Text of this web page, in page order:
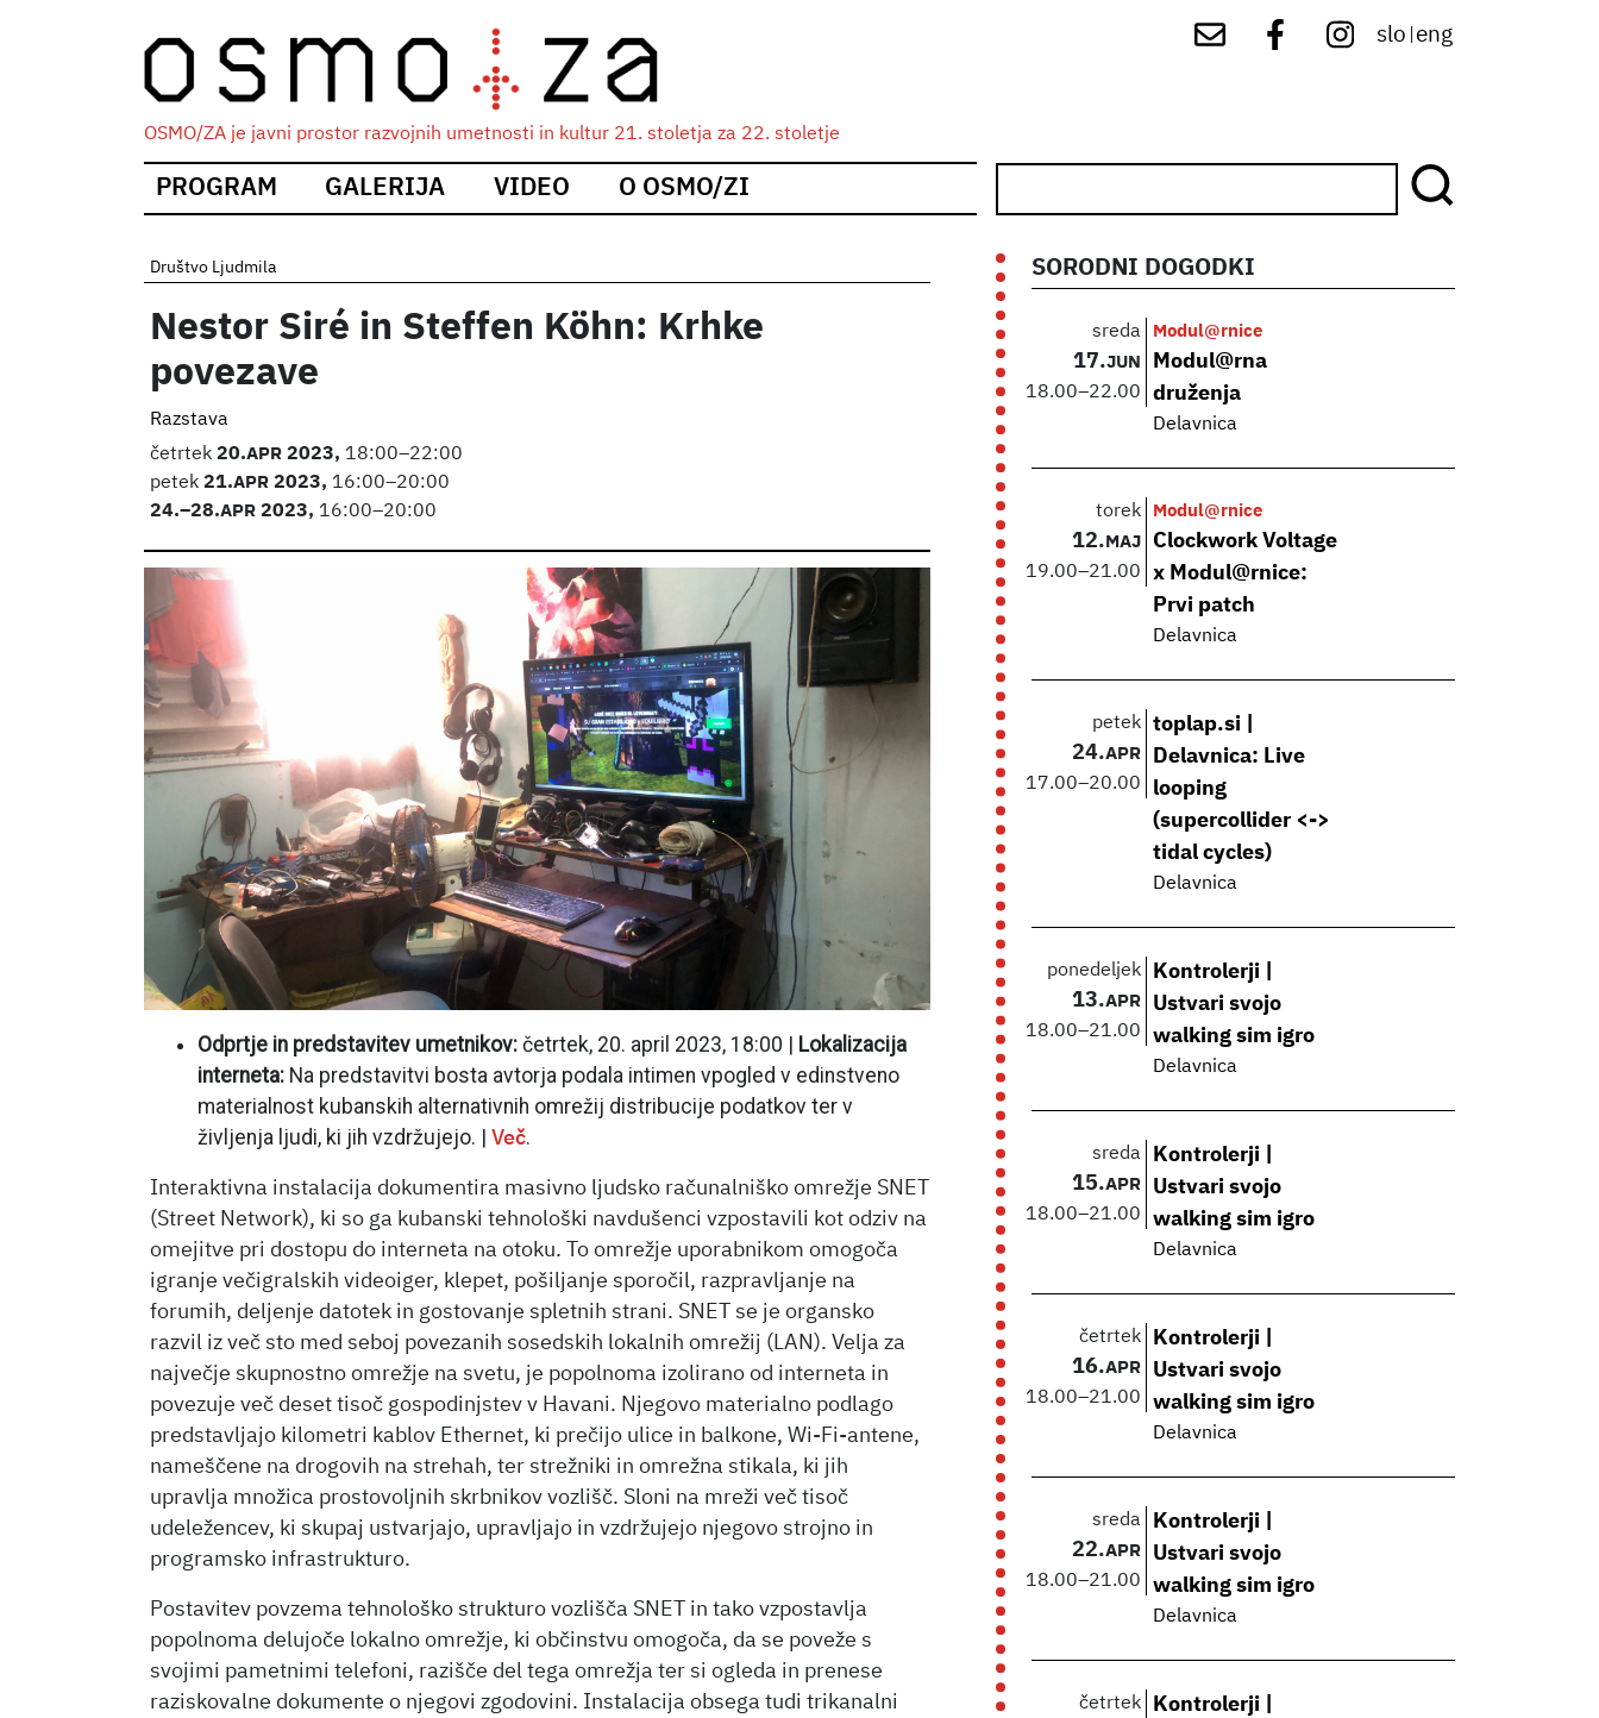
OSMO/ZA je javni prostor razvojnih umetnosti in kultur 21. stoletja za 22. stoletje
slo eng
Main
PROGRAM GALERIJA VIDEO O OSMO/ZI
Društvo Ljudmila
Nestor Siré in Steffen Köhn: Krhke
povezave
Razstava
četrtek 20.APR 2023, 18:00–22:00
petek 21.APR 2023, 16:00–20:00
24.–28.APR 2023, 16:00–20:00
Odprtje in predstavitev umetnikov:četrtek, 20. april 2023, 18:00 |
Lokalizacija
interneta: N a predstavitvi bosta avtorja podala intimen vpogled v edinstveno
materialnost kubanskih alternativnih omrežij distribucije podatkov ter v
življenja ljudi, ki jih vzdržujejo. |
Več.
Interaktivna instalacija dokumentira masivno ljudsko računalniško omrežje SNET
(Street Network), ki so ga kubanski tehnološki navdušenci vzpostavili kot odziv na
omejitve pri dostopu do interneta na otoku. To omrežje uporabnikom omogoča
igranje večigralskih videoiger, klepet, pošiljanje sporočil, razpravljanje na
forumih, deljenje datotek in gostovanje spletnih strani. SNET se je organsko
razvil iz več sto med seboj povezanih sosedskih lokalnih omrežij (LAN). Velja za
največje skupnostno omrežje na svetu, je popolnoma izolirano od interneta in
povezuje več deset tisoč gospodinjstev v Havani. Njegovo materialno podlago
predstavljajo kilometri kablov Ethernet, ki prečijo ulice in balkone, Wi-Fi-antene,
nameščene na drogovih na strehah, ter strežniki in omrežna stikala, ki jih
upravlja množica prostovoljnih skrbnikov vozlišč. Sloni na mreži več tisoč
udeležencev, ki skupaj ustvarjajo, upravljajo in vzdržujejo njegovo strojno in
programsko infrastrukturo.
Postavitev povzema tehnološko strukturo vozlišča SNET in tako vzpostavlja
popolnoma delujoče lokalno omrežje, ki občinstvu omogoča, da se poveže s
svojimi pametnimi telefoni, razišče del tega omrežja ter si ogleda in prenese
raziskovalne dokumente o njegovi zgodovini. Instalacija obsega tudi trikanalni
SORODNI DOGODKI
sreda
17.JUN
18.00–22.00
Modul@rnice
Modul@rna
druženja
Delavnica
torek
12. MAJ
19.00–21.00
Modul@rnice
Clockwork Voltage
x Modul@rnice:
Prvi patch
Delavnica
petek
24.APR
17.00–20.00
toplap.si |
Delavnica: Live
looping
(supercollider <->
tidal cycles)
Delavnica
ponedeljek
13.APR
18.00–21.00
Kontrolerji |
Ustvari svojo
walking sim igro
Delavnica
sreda
15.APR
18.00–21.00
Kontrolerji |
Ustvari svojo
walking sim igro
Delavnica
četrtek
16.APR
18.00–21.00
Kontrolerji |
Ustvari svojo
walking sim igro
Delavnica
sreda
22.APR
18.00–21.00
Kontrolerji |
Ustvari svojo
walking sim igro
Delavnica
četrtek
Kontrolerji |